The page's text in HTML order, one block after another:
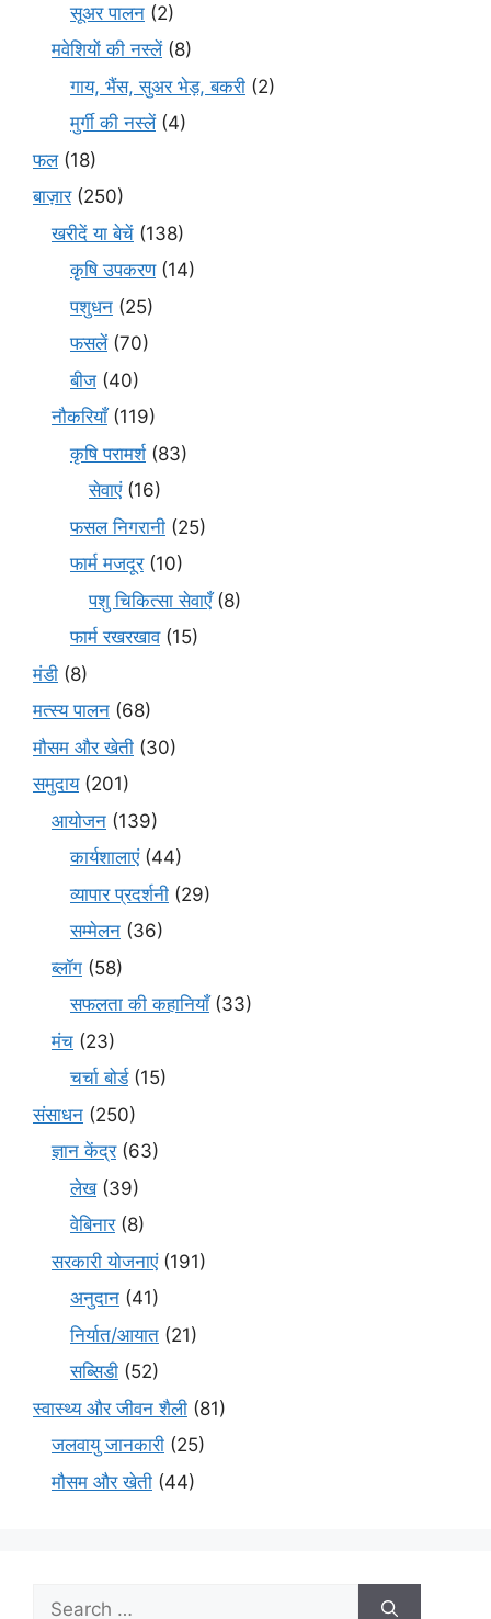
सूअर पालन (2)
मवेशियों की नस्लें(8)
गाय, भैंस, सुअर भेड़, बकरी (2)
मुर्गी की नस्लें(4)
फल(18)
बाज़ार(250)
खरीदें या बेचें (138)
कृषि उपकरण(14)
पशुधन (25)
फसलें(70)
बीज (40)
नौकरियाँ(119)
कृषि परामर्श(83)
सेवाएं(16)
फसल निगरानी (25)
फार्म मजदूर(10)
पशु चिकित्सा सेवाएँ(8)
फार्म रखरखाव(15)
मंडी (8)
मत्स्य पालन (68)
मौसम और खेती (30)
समुदाय(201)
आयोजन (139)
कार्यशालाएं(44)
व्यापार प्रदर्शनी (29)
सम्मेलन (36)
ब्लॉग (58)
सफलता की कहानियाँ(33)
मंच (23)
चर्चा बोर्ड(15)
संसाधन (250)
ज्ञान केंद्र(63)
लेख(39)
वेबिनार(8)
सरकारी योजनाएं(191)
अनुदान (41)
निर्यात/आयात (21)
सब्सिडी (52)
स्वास्थ्य और जीवन शैली (81)
जलवायु जानकारी (25)
मौसम और खेती (44)